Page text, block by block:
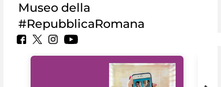
Museo della
#RepubblicaRomana